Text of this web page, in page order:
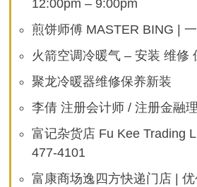
12:00pm – 9:00pm
煎饼师傅 MASTER BING |
火箭空调冷暖气 – 安装 维修
聚龙冷暖器维修保养新装
李倩 注册会计师 / 注册金融
富记杂货店 Fu Kee Trading
477-4101
富康商场逸四方快递门店 | 优